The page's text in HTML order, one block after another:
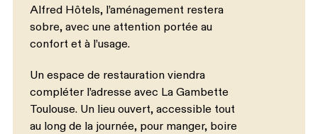
Alfred Hôtels, l’aménagement restera
sobre, avec une attention portée au
confort et à l’usage.
Un espace de restauration viendra
compléter l’adresse avec La Gambette
Toulouse. Un lieu ouvert, accessible tout
au long de la journée, pour manger, boire